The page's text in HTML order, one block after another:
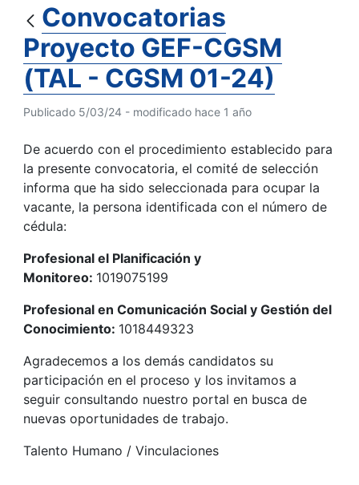
Convocatorias
Proyecto GEF-CGSM
(TAL - CGSM 01-24)
Publicado 5/03/24 - modificado hace 1 año
De acuerdo con el procedimiento establecido para
la presente convocatoria, el comité de selección
informa que ha sido seleccionada para ocupar la
vacante, la persona identificada con el número de
cédula:
Profesional el Planificación y
Monitoreo: 1019075199
Profesional en Comunicación Social y Gestión del
Conocimiento: 1018449323
Agradecemos a los demás candidatos su
participación en el proceso y los invitamos a
seguir consultando nuestro portal en busca de
nuevas oportunidades de trabajo.
Talento Humano / Vinculaciones